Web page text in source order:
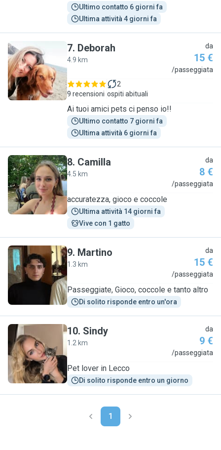
Ultimo contatto 6 giorni fa
Ultima attività 4 giorni fa
D
7. Deborah
4.9 km
da
15 €
/passeggiata
9 recensioni
2
ospiti abituali
Ai tuoi amici pets ci penso io!!
Ultimo contatto 7 giorni fa
Ultima attività 6 giorni fa
C
8. Camilla
4.5 km
da
8 €
/passeggiata
accuratezza, gioco e coccole
Ultima attività 14 giorni fa
Vive con 1 gatto
M
9. Martino
1.3 km
da
15 €
/passeggiata
Passeggiate, Gioco, coccole e tanto altro
Di solito risponde entro un'ora
S
10. Sindy
1.2 km
da
9 €
/passeggiata
Pet lover in Lecco
Di solito risponde entro un giorno
1